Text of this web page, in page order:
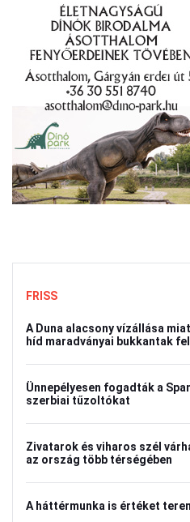
FRISS
A Duna alacsony vízállása
híd maradványai bukkantak
Ünnepélyesen fogadták a
szerbiai tűzoltókat
Zivatarok és viharos szél
az ország több térségében
A háttérmunka is értéket